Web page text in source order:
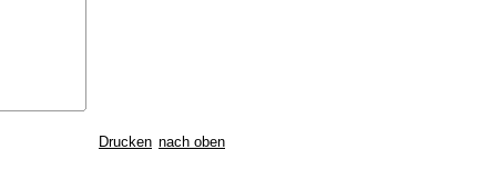
Drucken nach oben